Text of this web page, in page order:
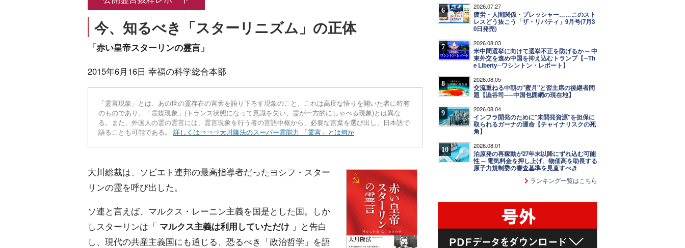
今、知るべき「スターリニズム」の正体
「赤い皇帝スターリンの霊言」
2015年6月16日 幸福の科学総合本部
「霊言現象」とは、あの世の霊存在の言葉を語り下ろす現象のこと。これは高度な悟りを開いた者に特有
のものであり、「霊媒現象」(トランス状態になって意識を失い、霊が一方的にしゃべる現象)とは異な
る。また、外国人の霊の霊言には、霊言現象を行う者の言語中枢から、必要な言葉を選び出し、日本語で
語ることも可能である。 詳しくは⇒⇒⇒大川隆法のスーパー霊能力 「霊言」とは何か
大川総裁は、ソビエト連邦の最高指導者だったヨシフ・スター
リンの霊を呼び出した。
ソ連と言えば、マルクス・レーニン主義を国是とした国。しか
しスターリンは「 マルクス主義は利用していただけ 」と告白
し、現代の共産主義国にも通じる、恐るべき「政治哲学」を語
6 2026.07.27
疲労・人間関係・プレッシャー……このスト
レスどう抜こう「ザ・リバティ」9月号(7月3
0日発売)
7 2026.08.03
米中間選挙に向けて選挙不正を防げるか ─ 中
東外交を進め中国を抑え込むトランプ【─Th
e Liberty─ワシントン・レポート】
8 2026.08.05
交流重ねる中朝の"蜜月"と習主席の後継者問
題【澁谷司──中国包囲網の現在地】
9 2026.08.04
インフラ開発のために"未開発資源"を担保に
取られるガーナの運命【チャイナリスクの死
角】
10 2026.08.01
泊原発の再稼動が27年末以降にずれ込む可能
性 ─ 電気料金を押し上げ、物価高を助長する
原子力規制委の審査基準を見直すべき
ランキング一覧はこちら